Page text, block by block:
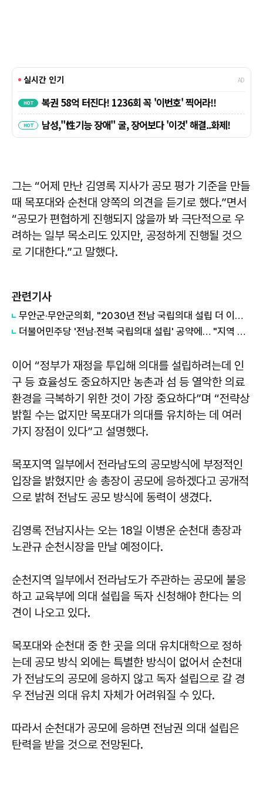
그는 “어제 만난 김영록 지사가 공모 평가 기준을 만들
때 목포대와 순천대 양쪽의 의견을 듣기로 했다.”면서
“공모가 편협하게 진행되지 않을까 봐 극단적으로 우
려하는 일부 목소리도 있지만, 공정하게 진행될 것으
로 기대한다.”고 말했다.
관련기사
무안군·무안군의회, "2030년 전남 국립의대 설립 더 이상 늦출 수 없다" 공동 촉구
더불어민주당 '전남·전북 국립의대 설립' 공약에… "지역 의료 대전환의 시작"
이어 “정부가 재정을 투입해 의대를 설립하려는데 인
구 등 효율성도 중요하지만 농촌과 섬 등 열악한 의료
환경을 극복하기 위한 것이 가장 중요하다”며 “전략상
밝힐 수는 없지만 목포대가 의대를 유치하는 데 여러
가지 장점이 있다”고 설명했다.
목포지역 일부에서 전라남도의 공모방식에 부정적인
입장을 밝혔지만 송 총장이 공모에 응하겠다고 공개적
으로 밝혀 전남도 공모 방식에 동력이 생겼다.
김영록 전남지사는 오는 18일 이병운 순천대 총장과
노관규 순천시장을 만날 예정이다.
순천지역 일부에서 전라남도가 주관하는 공모에 불응
하고 교육부에 의대 설립을 독자 신청해야 한다는 의
견이 나오고 있다.
목포대와 순천대 중 한 곳을 의대 유치대학으로 정하
는데 공모 방식 외에는 특별한 방식이 없어서 순천대
가 전남도의 공모에 응하지 않고 독자 설립으로 갈 경
우 전남권 의대 유치 자체가 어려워질 수 있다.
따라서 순천대가 공모에 응하면 전남권 의대 설립은
탄력을 받을 것으로 전망된다.